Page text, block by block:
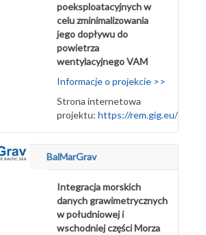
poeksploatacyjnych w
celu zminimalizowania
jego dopływu do
powietrza
wentylacyjnego VAM
Informacje o projekcie >>
Strona internetowa
projektu: https://rem.gig.eu/
BalMarGrav
Integracja morskich
danych grawimetrycznych
w południowej i
wschodniej części Morza